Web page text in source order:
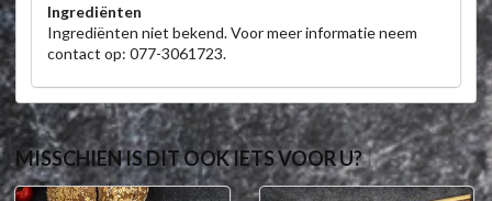
Ingrediënten
Ingrediënten niet bekend. Voor meer informatie neem
contact op: 077-3061723.
MISSCHIEN IS DIT OOK IETS VOOR U?